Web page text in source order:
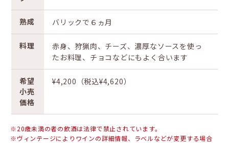
熟成 バリックで６ヵ月
料理
赤身、狩猟肉、チーズ、濃厚なソースを使っ
たお料理、チョコなどにもよく合います
希望
小売
価格
¥4,200（税込¥4,620）
※20歳未満の者の飲酒は法律で禁止されています。
※ヴィンテージによりワインの詳細情報、ラベルなどが変更する場合